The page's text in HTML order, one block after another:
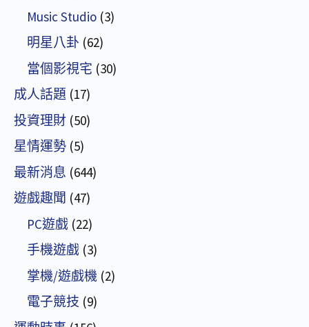
Music Studio (3)
明星八卦 (62)
當個影視宅 (30)
成人話題 (17)
投資理財 (50)
星情運勢 (5)
最新消息 (644)
遊戲趣聞 (47)
PC遊戲 (22)
手機遊戲 (3)
掌機/遊戲機 (2)
電子競技 (9)